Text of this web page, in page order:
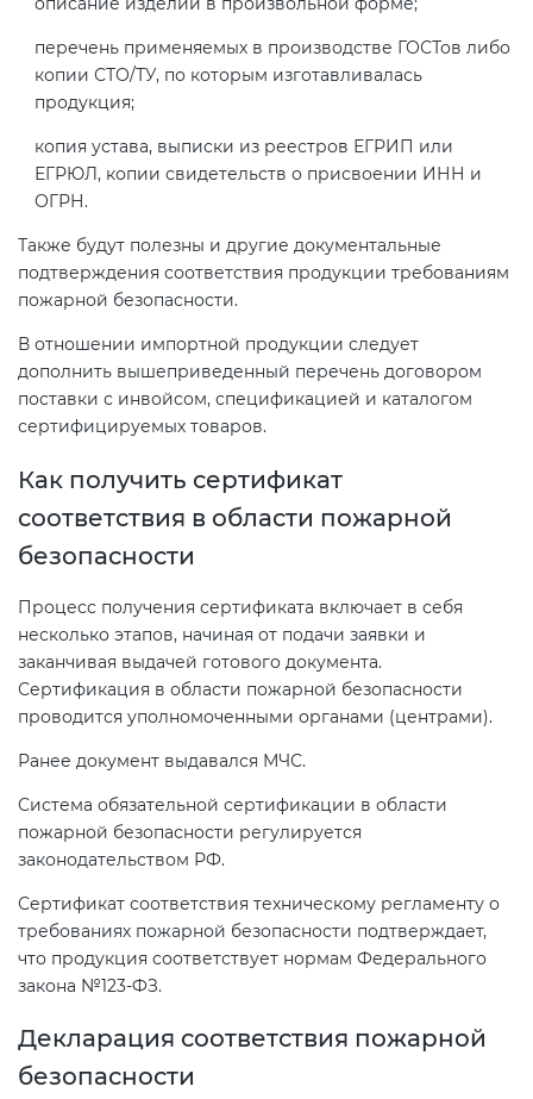
перечень применяемых в производстве ГОСТов либо
копии СТО/ТУ, по которым изготавливалась
продукция;
копия устава, выписки из реестров ЕГРИП или
ЕГРЮЛ, копии свидетельств о присвоении ИНН и
ОГРН.
Также будут полезны и другие документальные
подтверждения соответствия продукции требованиям
пожарной безопасности.
В отношении импортной продукции следует
дополнить вышеприведенный перечень договором
поставки с инвойсом, спецификацией и каталогом
сертифицируемых товаров.
Как получить сертификат
соответствия в области пожарной
безопасности
Процесс получения сертификата включает в себя
несколько этапов, начиная от подачи заявки и
заканчивая выдачей готового документа.
Сертификация в области пожарной безопасности
проводится уполномоченными органами (центрами).
Ранее документ выдавался МЧС.
Система обязательной сертификации в области
пожарной безопасности регулируется
законодательством РФ.
Сертификат соответствия техническому регламенту о
требованиях пожарной безопасности подтверждает,
что продукция соответствует нормам Федерального
закона №123-ФЗ.
Декларация соответствия пожарной
безопасности